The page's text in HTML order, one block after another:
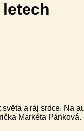
a ráj srdce. Na
Markéta